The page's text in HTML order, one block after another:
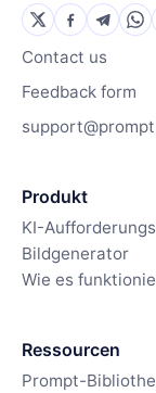
Contact us
Feedback form
Produkt
KI-
Bildgenerator
Wie es
Ressourcen
Prompt-